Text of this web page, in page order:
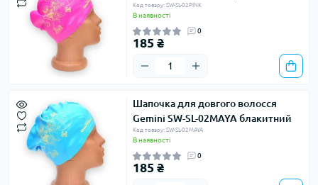
Код товару: SW-SL-02PINK
В наявності
0
185 ₴
Шапочка для довгого волосся
Gemini SW-SL-02MAYA блакитний
Код товару: SW-SL-02MAYA
В наявності
0
185 ₴